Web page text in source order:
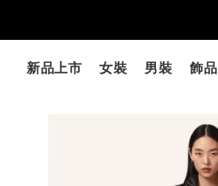
新品上市 女裝 男裝 飾品